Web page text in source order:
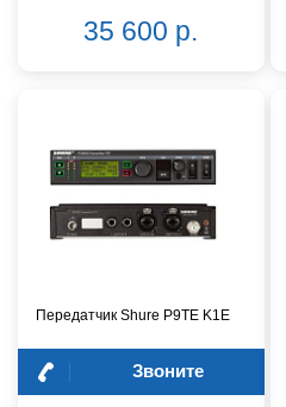
35 600 р.
Передатчик Shure P9TE K1E
Звоните